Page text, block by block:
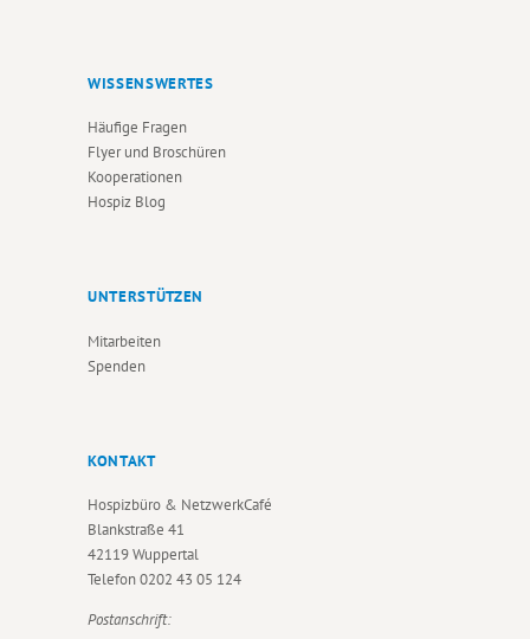
WISSENSWERTES
Häufige Fragen
Flyer und Broschüren
Kooperationen
Hospiz Blog
UNTERSTÜTZEN
Mitarbeiten
Spenden
KONTAKT
Hospizbüro & NetzwerkCafé
Blankstraße 41
42119 Wuppertal
Telefon0202 43 05 124
Postanschrift: